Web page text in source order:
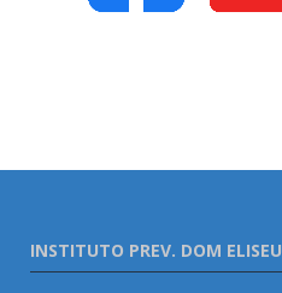
INSTITUTO PREV. DOM ELISEU